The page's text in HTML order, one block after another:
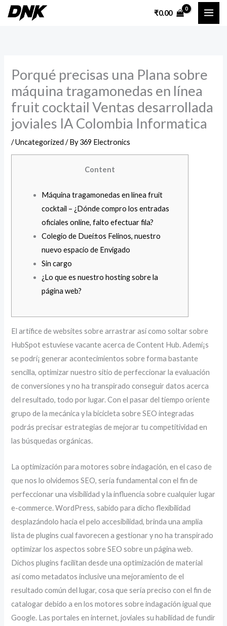
Skip
₹0.00
Porqué precisas una Plana sobre
máquina tragamonedas en línea
fruit cocktail Ventas desarrollada
joviales IA Colombia Informatica
/Uncategorized / By369 Electronics
Content
Máquina tragamonedas en línea fruit
cocktail – ¿Dónde compro los entradas
oficiales online, falto efectuar fila?
Colegio de Dueí±os Felinos, nuestro
nuevo espacio de Envigado
Sin cargo
¿Lo que es nuestro hosting sobre la
página web?
El artífice de websites sobre arrastrar así­ como soltar sobre
HubSpot estuviese vacante acerca de Content Hub. Ademí¡s
se podrí¡ generar acontecimientos sobre forma bastante
sencilla, optimizar nuestro sitio de perfeccionar la evaluación
de conversiones y no ha transpirado conseguir datos acerca
del resultado, todo por lugar.Con el pasar del tiempo oriente
grupo de la mecánica y la bicicleta sobre SEO integradas
podrás precisar estrategias de mejorar tu competitividad en
las búsquedas orgánicas.
La optimización para motores sobre indagación, en el caso de
que nos lo olvidemos SEO, serí­a fundamental con el fin de
perfeccionar una visibilidad y la influencia sobre cualquier lugar
e-commerce. WordPress, sabido para dicho flexibilidad
desplazándolo hacia el pelo accesibilidad, brinda una amplia
lista de plugins cual favorecen a gestionar y no ha transpirado
optimizar los aspectos sobre SEO sobre un página web.
Dichos plugins facilitan desde una optimización de material
así­ como metadatos inclusive una mejoramiento de el
resultado común del lugar, cosa que serí­a preciso con el fin de
catalogar debido a en los motores sobre indagación igual que
Google. Las portales en internet, joviales su habilidad de fundir